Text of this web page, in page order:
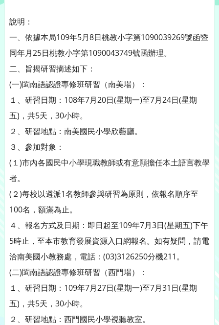
說明：
一、依據本局109年5月8日桃教小字第1090039269號函暨
同年月25日桃教小字第1090043749號函辦理。
二、旨揭研習摘述如下：
(一)閩南語認證專修班研習（南美場）：
１、研習日期：108年7月20日(星期一)至7月24日(星期
五)，共5天，30小時。
２、研習地點：南美國民小學欣藝廳。
３、參加對象：
(１)市內各國民中小學現職教師或有意願擔任本土語言教學
者。
(２)每校以遴派1名教師參與研習為原則，依報名順序至
100名，額滿為止。
４、報名方式及日期：即日起至109年7月3日(星期五)下午
5時止，至本市教育發展資源入口網報名。如有疑問，請電
洽南美國小教務處，電話：(03)3126250分機211。
(二)閩南語認證專修班研習（西門場）：
１、研習日期：109年7月27日(星期一)至7月31日(星期
五)，共5天，30小時。
２、研習地點：西門國民小學視聽教室。